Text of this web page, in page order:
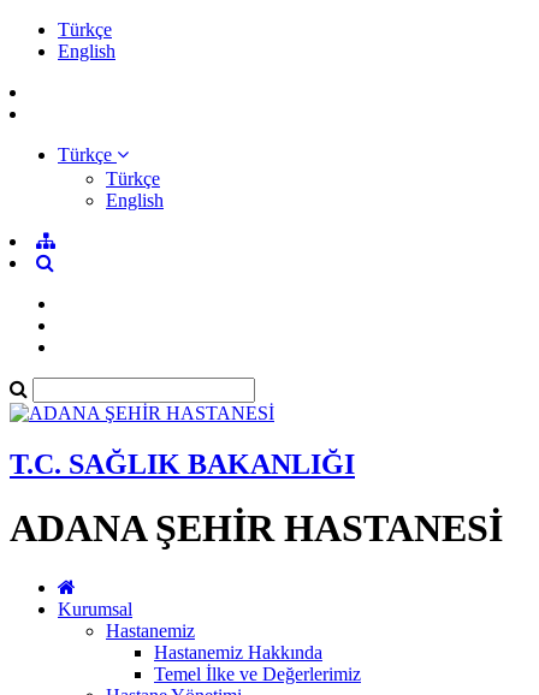
Türkçe
English
Türkçe
Türkçe
English
T.C. SAĞLIK BAKANLIĞI
ADANA ŞEHİR HASTANESİ
Kurumsal
Hastanemiz
Hastanemiz Hakkında
Temel İlke ve Değerlerimiz